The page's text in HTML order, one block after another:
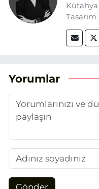
mezun
adım
Yorumlar